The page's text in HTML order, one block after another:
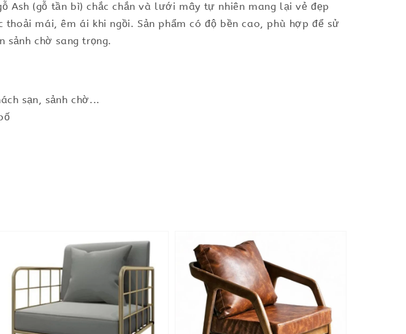
Ash (gỗ tần bì) chắc chắn và lưới mây tự nhiên mang lại vẻ đẹp
mái, êm ái khi ngồi. Sản phẩm có độ bền cao, phù hợp để sử
sảnh chờ sang trọng.
sạn, sảnh chờ...